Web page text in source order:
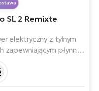
SL 2 Remixte
elektryczny z tylnym
zapewniającym płynną i
wejściu i wygodnej